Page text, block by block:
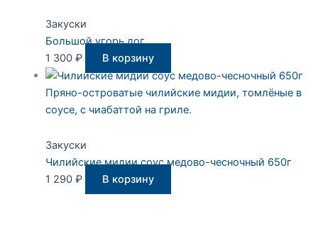
Закуски
Большой угорь дог
1 300 ₽ В корзину
Пряно-островатые чилийские мидии, томлёные в
соусе, с чиабаттой на гриле.
Закуски
Чилийские мидии соус медово-чесночный 650г
1 290 ₽ В корзину